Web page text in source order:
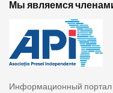
Мы являемся
Информационный портал